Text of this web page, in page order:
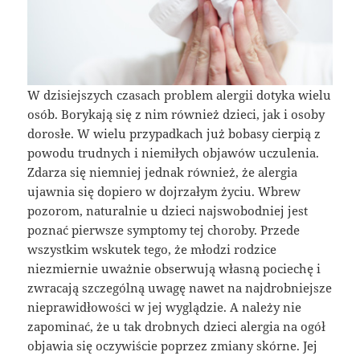
W dzisiejszych czasach problem alergii dotyka wielu
osób. Borykają się z nim również dzieci, jak i osoby
dorosłe. W wielu przypadkach już bobasy cierpią z
powodu trudnych i niemiłych objawów uczulenia.
Zdarza się niemniej jednak również, że alergia
ujawnia się dopiero w dojrzałym życiu. Wbrew
pozorom, naturalnie u dzieci najswobodniej jest
poznać pierwsze symptomy tej choroby. Przede
wszystkim wskutek tego, że młodzi rodzice
niezmiernie uważnie obserwują własną pociechę i
zwracają szczególną uwagę nawet na najdrobniejsze
nieprawidłowości w jej wyglądzie. A należy nie
zapominać, że u tak drobnych dzieci alergia na ogół
objawia się oczywiście poprzez zmiany skórne. Jej